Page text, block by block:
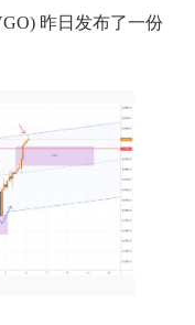
昨日发布了一份